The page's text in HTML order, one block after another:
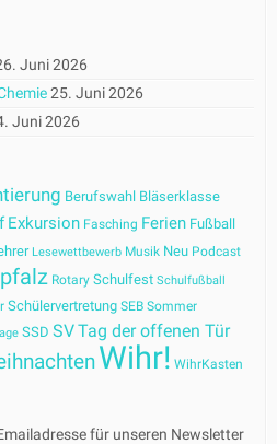
Juni 2026
25. Juni 2026
Juni 2026
Berufswahl Bläserklasse
Exkursion Fasching Ferien Fußball
Lesewettbewerb Musik Neu Podcast
Rotary Schulfest Schulfußball
Schülervertretung SEB Sommer
SSD SVTag der offenen Tür
Wihr! WihrKasten
für unseren Newsletter